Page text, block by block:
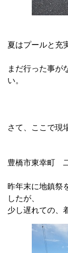
夏はプールと充
まだ行った事が
い。
さて、ここで現
豊橋市東幸町
昨年末に地鎮祭
したが、
少し遅れての、